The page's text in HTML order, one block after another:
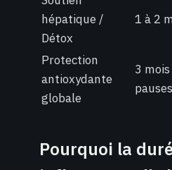
hépatique /
Détox
1 à 2
Protection
antioxydante
globale
3
Pourquoi la